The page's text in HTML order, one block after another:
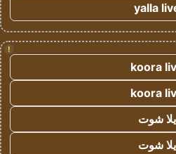
yalla
!
koora
koora
يلا شوت
يلا شوت